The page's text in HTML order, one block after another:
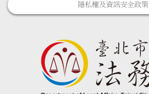
隱私權及資訊安全政策